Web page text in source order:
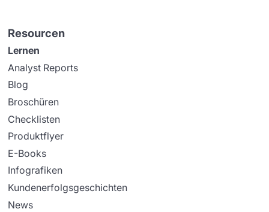
Resourcen
Lernen
Analyst Reports
Blog
Broschüren
Checklisten
Produktflyer
E-Books
Infografiken
Kundenerfolgsgeschichten
News